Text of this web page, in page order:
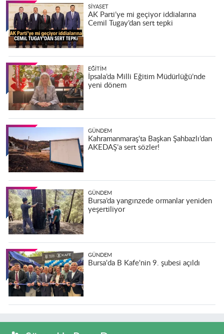
SIYASET
AK Parti’ye mi geçiyor iddialarına
Cemil Tugay’dan sert tepki
EĞITIM
İpsala’da Milli Eğitim Müdürlüğü’nde
yeni dönem
GÜNDEM
Kahramanmaraş'ta Başkan Şahbazlı’dan
AKEDAŞ’a sert sözler!
GÜNDEM
Bursa’da yangınzede ormanlar yeniden
yeşertiliyor
GÜNDEM
Bursa'da B Kafe'nin 9. şubesi açıldı